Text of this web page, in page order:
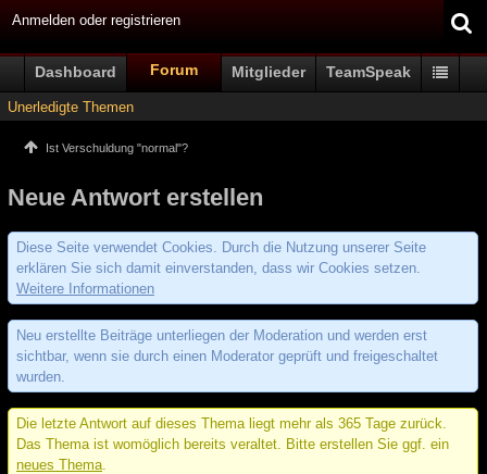
Anmelden oder registrieren
Dashboard Forum Mitglieder TeamSpeak
Unerledigte Themen
Ist Verschuldung "normal"?
Neue Antwort erstellen
Diese Seite verwendet Cookies. Durch die Nutzung unserer Seite
erklären Sie sich damit einverstanden, dass wir Cookies setzen.
Weitere Informationen
Neu erstellte Beiträge unterliegen der Moderation und werden erst
sichtbar, wenn sie durch einen Moderator geprüft und freigeschaltet
wurden.
Die letzte Antwort auf dieses Thema liegt mehr als 365 Tage zurück.
Das Thema ist womöglich bereits veraltet. Bitte erstellen Sie ggf. ein
neues Thema.